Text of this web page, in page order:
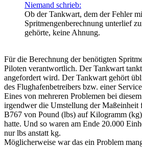
Niemand schrieb:
Ob der Tankwart, dem der Fehler
Spritmengenberechnung unterlief
gehörte, keine Ahnung.
Für die Berechnung der benötigten
Piloten verantwortlich. Der Tankwart
angefordert wird. Der Tankwart gehört
des Flughafenbetreibers bzw. einer
Eines von mehreren Problemen bei
irgendwer die Umstellung der Maßeinheit
B767 von Pound (lbs) auf Kilogramm
hatte. Und so waren am Ende 20.000
nur lbs anstatt kg.
Möglicherweise war das ein Problem